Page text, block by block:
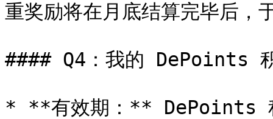
重奖励将在月底结算完毕后
#### Q4：我的 DePoints 积
* **有效期：** DePoints 积